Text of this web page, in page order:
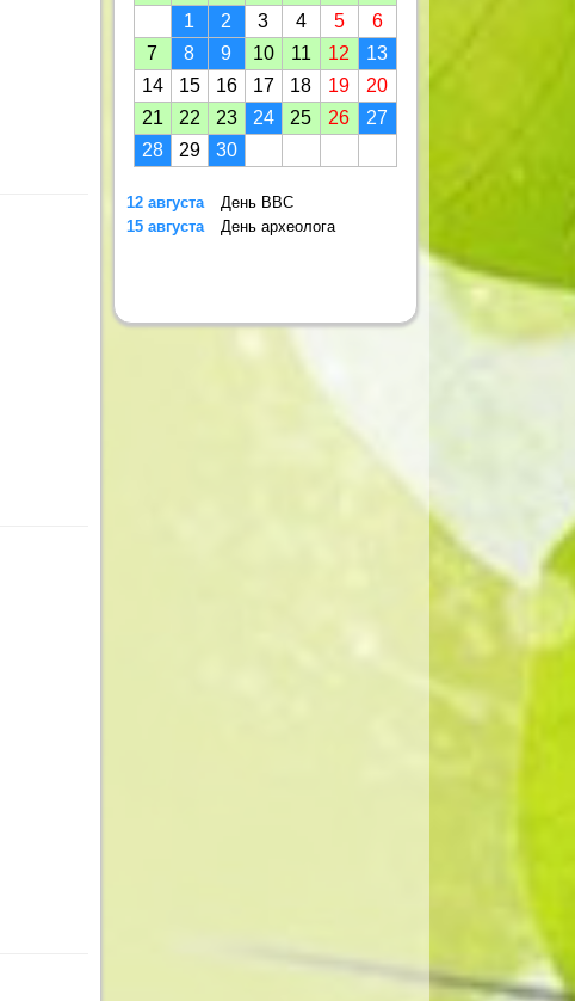
1
2 3 4 5
6
7
8 9 10 11 12
13
14
15 16 17 18 19
20
21
22 23 24 25 26
27
28
29 30
12 августа
День ВВС
15 августа
День археолога